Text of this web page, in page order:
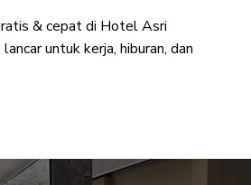
& cepat di Hotel Asri
untuk kerja, hiburan, dan